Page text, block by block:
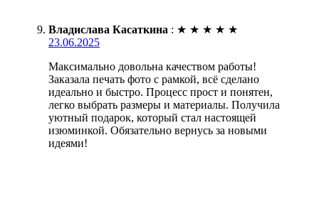
Владислава Касаткина : ★ ★ ★ ★ ★
23.06.2025
Максимально довольна качеством работы!
Заказала печать фото с рамкой, всё сделано
идеально и быстро. Процесс прост и понятен,
легко выбрать размеры и материалы. Получила
уютный подарок, который стал настоящей
изюминкой. Обязательно вернусь за новыми
идеями!